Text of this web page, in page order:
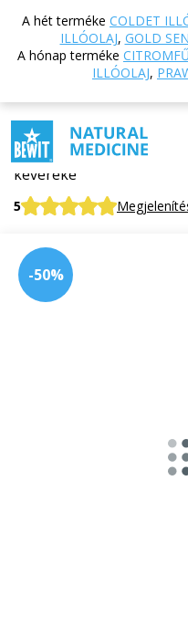
A hét terméke COLDET
ILLÓOLAJ, GOLD
A hónap terméke
ILLÓOLAJ,
Vissza a főoldalra
Esszenciális olajok
csakra 4 illóolaj
csakra 4 illóolaj
A CTEO® illóolajok
keveréke
5
-50%